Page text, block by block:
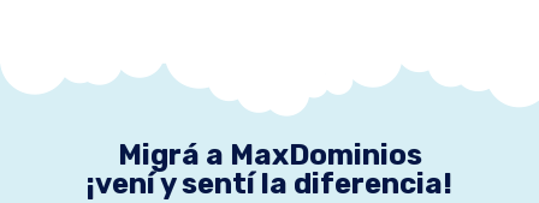
Migrá a MaxDominios
¡vení y sentí la diferencia!